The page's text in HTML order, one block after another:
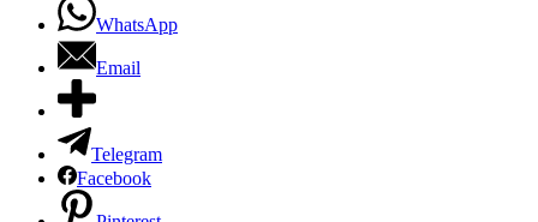
WhatsApp
Email
Telegram
Facebook